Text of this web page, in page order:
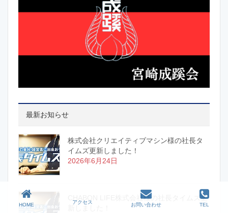
最新お知らせ
株式会社クリエイティブマシン様の社長タ
イムズ更新しました！
2026年6月24日
CHABON LIFE株式会社様の社長タイムズ更
HOME アクセス お問い合わせ TEL